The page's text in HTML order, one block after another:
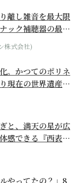
離し雑音を最大限
ック補聴器の最上
株式会社)
。かつてのポリネ
現在の世界遺産か
と、満天の星が広
感できる『西表島